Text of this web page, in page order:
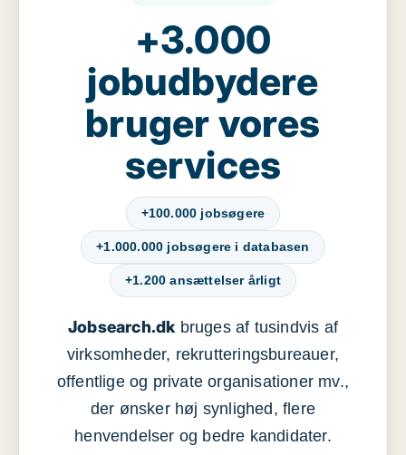
+3.000
jobudbydere
bruger vores
services
+100.000 jobsøgere
+1.000.000 jobsøgere i databasen
+1.200 ansættelser årligt
Jobsearch.dkbruges af tusindvis af
virksomheder, rekrutteringsbureauer,
offentlige og private organisationer mv.,
der ønsker høj synlighed, flere
henvendelser og bedre kandidater.